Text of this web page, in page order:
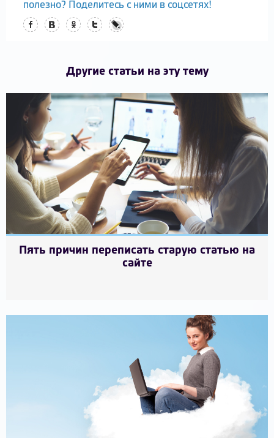
полезно? Поделитесь с ними в соцсетях!
Другие статьи на эту тему
Пять причин переписать старую статью на
сайте